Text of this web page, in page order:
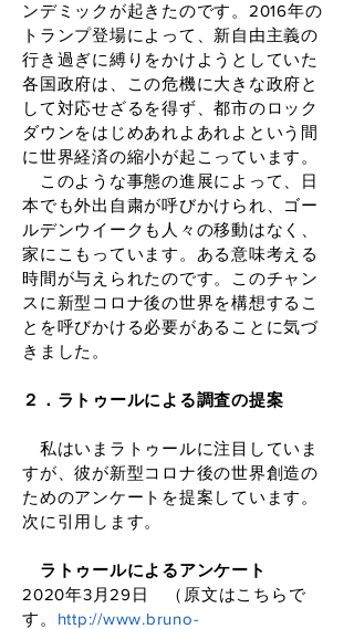
ンデミックが起きたのです。2016年の
トランプ登場によって、新自由主義の
行き過ぎに縛りをかけようとしていた
各国政府は、この危機に大きな政府と
して対応せざるを得ず、都市のロック
ダウンをはじめあれよあれよという間
に世界経済の縮小が起こっています。
このような事態の進展によって、日
本でも外出自粛が呼びかけられ、ゴー
ルデンウイークも人々の移動はなく、
家にこもっています。ある意味考える
時間が与えられたのです。このチャン
スに新型コロナ後の世界を構想するこ
とを呼びかける必要があることに気づ
きました。
２．ラトゥールによる調査の提案
私はいまラトゥールに注目していま
すが、彼が新型コロナ後の世界創造の
ためのアンケートを提案しています。
次に引用します。
ラトゥールによるアンケート
2020年3月29日 （原文はこちらで
す。 http://www.bruno-